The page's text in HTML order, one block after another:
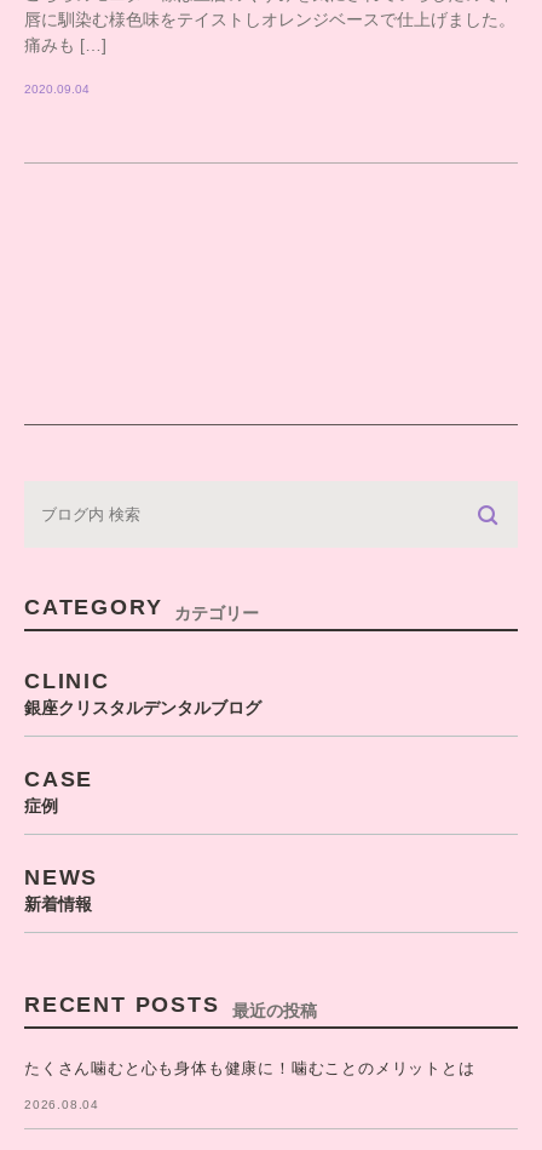
唇に馴染む様色味をテイストしオレンジベースで仕上げました。
痛みも […]
2020.09.04
CATEGORY カテゴリー
CLINIC
銀座クリスタルデンタルブログ
CASE
症例
NEWS
新着情報
RECENT POSTS 最近の投稿
たくさん噛むと心も身体も健康に！噛むことのメリットとは
2026.08.04